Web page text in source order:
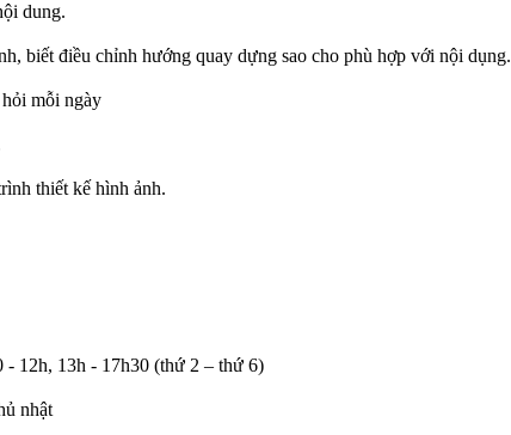
dung.
biết điều chỉnh hướng quay dựng sao cho phù hợp với nội dụng.
mỗi ngày
thiết kế hình ảnh.
- 12h, 13h - 17h30 (thứ 2 – thứ 6)
nhật